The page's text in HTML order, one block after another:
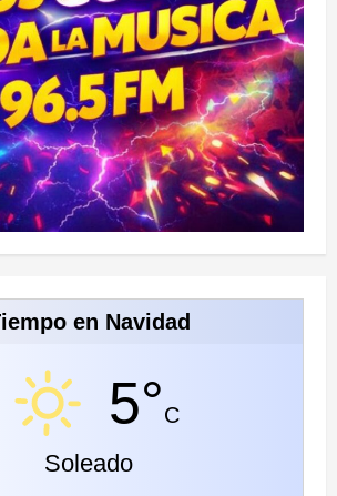
en Navidad
5°C
Soleado